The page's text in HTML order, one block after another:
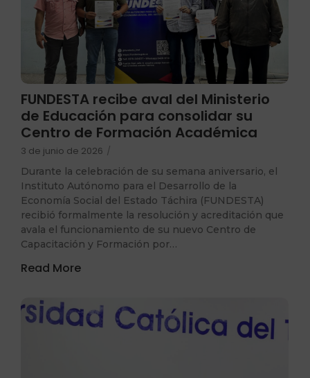
FUNDESTA recibe aval del Ministerio
de Educación para consolidar su
Centro de Formación Académica
3 de junio de 2026 /
Durante la celebración de su semana aniversario, el
Instituto Autónomo para el Desarrollo de la
Economía Social del Estado Táchira (FUNDESTA)
recibió formalmente la resolución y acreditación que
avala el funcionamiento de su nuevo Centro de
Capacitación y Formación por…
Read More